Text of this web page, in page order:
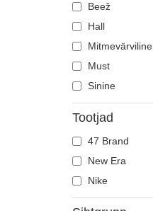
Beež
Hall
Mitmevärviline
Must
Sinine
Tootjad
47 Brand
New Era
Nike